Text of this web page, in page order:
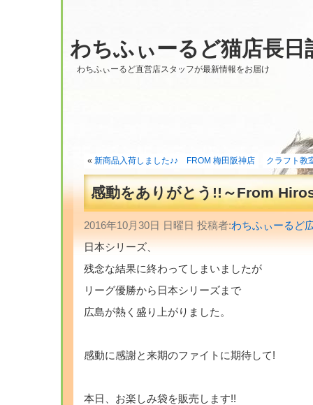
わちふぃーるど猫店長日
わちふぃーるど直営店スタッフが最新情報をお届け
« 新商品入荷しました♪♪ FROM 梅田阪神店 クラフト教
感動をありがとう!!～From
2016年10月30日 日曜日 投稿者:わちふぃーるど
日本シリーズ、
残念な結果に終わってしまいましたが
リーグ優勝から日本シリーズまで
広島が熱く盛り上がりました。
感動に感謝と来期のファイトに期待して!
本日、お楽しみ袋を販売します!!